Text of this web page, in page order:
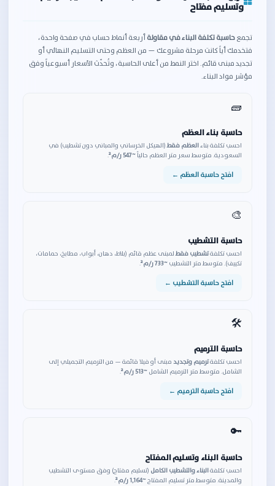
وتسليم مفتاح
تجمعحاسبة تكلفة البناء في مقاولةأربعة أنماط حساب في صفحة واحدة،
فتخدمك أياً كانت مرحلة مشروعك — من العظم وحتى التسليم النهائي أو
تجديد مبنى قائم. اختر النمط من أعلى الحاسبة، وتُحدّث الأسعار أسبوعياً وفق
مؤشر مواد البناء.
🧱
حاسبة بناء العظم
احسب تكلفة بناءالعظم فقط(الهيكل الخرساني والمباني دون تشطيب) في
السعودية. متوسط سعر متر العظم حالياً~547 ر/م² .
افتح حاسبة العظم ←
🎨
حاسبة التشطيب
احسب تكلفةتشطيب فقطلمبنى عظم قائم (بلاط، دهان، أبواب، مطابخ، حمامات،
تكييف). متوسط متر التشطيب~733 ر/م² .
افتح حاسبة التشطيب ←
🛠️
حاسبة الترميم
احسب تكلفةترميم وتجديدمبنى أو فيلا قائمة — من الترميم التجميلي إلى
الشامل. متوسط متر الترميم الشامل~513 ر/م² .
افتح حاسبة الترميم ←
🔑
حاسبة البناء وتسليم المفتاح
احسب تكلفةالبناء والتشطيب الكامل (تسليم مفتاح) وفق مستوى التشطيب
والمدينة. متوسط متر تسليم المفتاح~1,164 ر/م² .